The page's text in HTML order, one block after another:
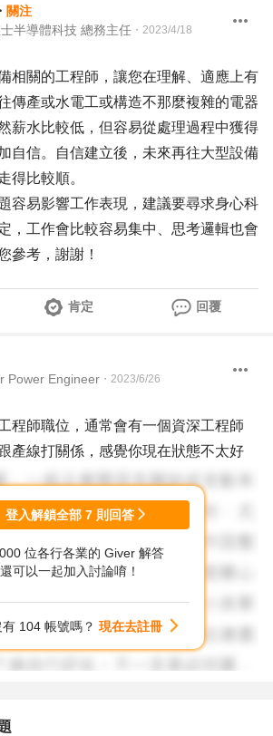
・ 關注
半導體科技 總務主任 ・ 2023/4/18
相關的工程師，讓您在理解、適應上有
傳產或水電工或構造不那麼複雜的電器
薪水比較低，但容易從處理過程中獲得
自信。自信建立後，未來再往大型設備
得比較順。
容易影響工作表現，建議要尋求身心科
，工作會比較容易集中、思考邏輯也會
參考，謝謝！
肯定 回覆
Power Engineer ・ 2023/6/26
程師職位，通常會有一個資深工程師
產線打關係，感覺你現在狀態不太好
登入解鎖全部 7 則回答
位各行各業的 Giver 解答
還可以一起加入討論唷！
104 帳號嗎？ 現在去註冊